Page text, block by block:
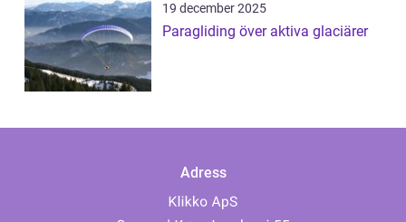
19 december 2025
Paragliding över aktiva glaciärer
Adress